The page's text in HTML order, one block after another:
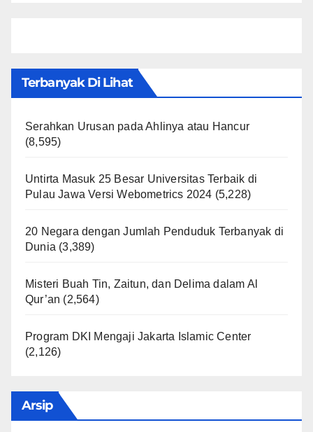
Terbanyak Di Lihat
Serahkan Urusan pada Ahlinya atau Hancur
(8,595)
Untirta Masuk 25 Besar Universitas Terbaik di
Pulau Jawa Versi Webometrics 2024 (5,228)
20 Negara dengan Jumlah Penduduk Terbanyak di
Dunia (3,389)
Misteri Buah Tin, Zaitun, dan Delima dalam Al
Qur’an (2,564)
Program DKI Mengaji Jakarta Islamic Center
(2,126)
Arsip